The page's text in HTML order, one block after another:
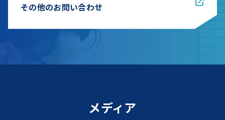
その他のお問い合わせ
メディア